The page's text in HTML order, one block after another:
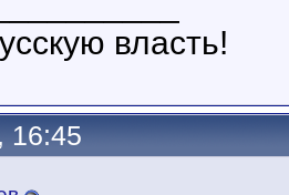
власть!
16:45